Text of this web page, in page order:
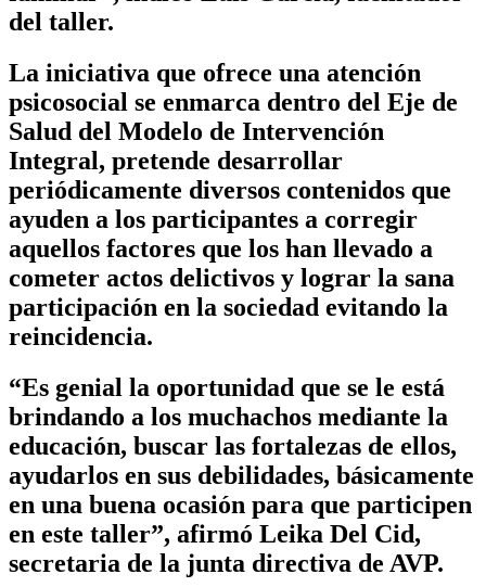
del taller.
La iniciativa que ofrece una atención
psicosocial se enmarca dentro del Eje de
Salud del Modelo de Intervención
Integral, pretende desarrollar
periódicamente diversos contenidos que
ayuden a los participantes a corregir
aquellos factores que los han llevado a
cometer actos delictivos y lograr la sana
participación en la sociedad evitando la
reincidencia.
“Es genial la oportunidad que se le está
brindando a los muchachos mediante la
educación, buscar las fortalezas de ellos,
ayudarlos en sus debilidades, básicamente
en una buena ocasión para que participen
en este taller”, afirmó Leika Del Cid,
secretaria de la junta directiva de AVP.